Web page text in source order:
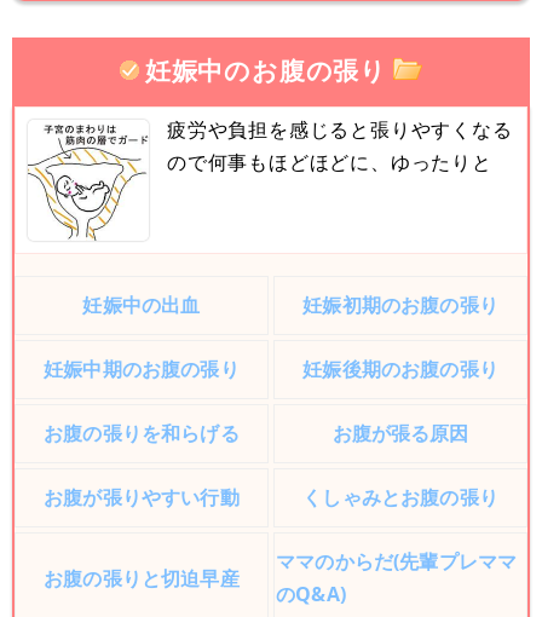
妊娠中のお腹の張り
疲労や負担を感じると張りやすくなる
ので何事もほどほどに、ゆったりと
妊娠中の出血 妊娠初期のお腹の張り
妊娠中期のお腹の張り 妊娠後期のお腹の張り
お腹の張りを和らげる お腹が張る原因
お腹が張りやすい行動 くしゃみとお腹の張り
お腹の張りと切迫早産
ママのからだ(先輩プレママ
のQ&A)